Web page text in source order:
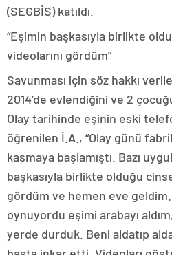
(SEGBİS) katıldı.
“Eşimin başkasıyla birlikte
videolarını gördüm”
Savunması için söz hakkı
2014’de evlendiğini ve 2
Olay tarihinde eşinin eski
öğrenilen İ.A., “Olay günü
kasmaya başlamıştı. Bazı
başkasıyla birlikte olduğu
gördüm ve hemen eve
oynuyordu eşimi arabayı
yerde durduk. Beni aldatıp